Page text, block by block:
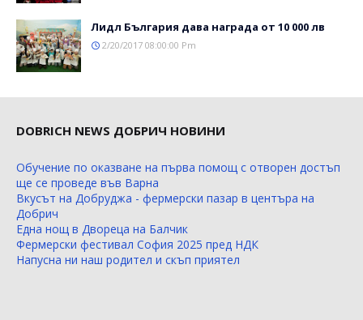
Лидл България дава награда от 10 000 лв
2/20/2017 08:00:00 Pm
DOBRICH NEWS ДОБРИЧ НОВИНИ
Обучение по оказване на първа помощ с отворен достъп
ще се проведе във Варна
Вкусът на Добруджа - фермерски пазар в центъра на
Добрич
Една нощ в Двореца на Балчик
Фермерски фестивал София 2025 пред НДК
Напусна ни наш родител и скъп приятел